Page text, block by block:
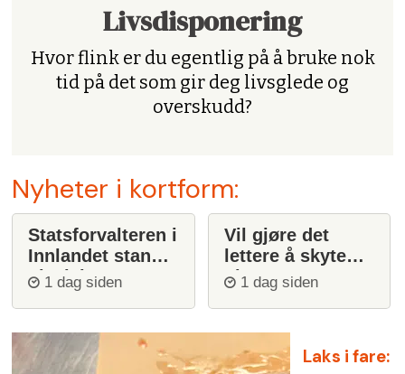
Livsdisponering
Hvor flink er du egentlig på å bruke nok
tid på det som gir deg livsglede og
overskudd?
Nyheter i kortform:
Statsforvalteren i
Innlandet stanser
ulvejakt
1 dag siden
Vil gjøre det
lettere å skyte
ulv1 dag siden
Laks i fare: